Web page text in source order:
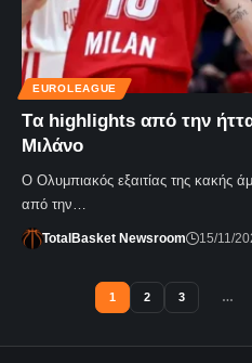
EUROLEAGUE
Tα highlights από την
Μιλάνο
Ο Ολυμπιακός εξαιτίας της κακής
από την…
TotalBasket Newsroom 15/11/
1 2 3 …